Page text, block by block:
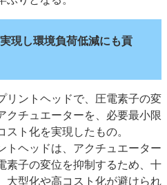
現し環境負荷低減にも貢
リントヘッドで、圧電素子の変
クチュエーターを、必要最小限
ト化を実現したもの。
トヘッドは、アクチュエーター
素子の変位を抑制するため、十
大型化や高コスト化が避けられ